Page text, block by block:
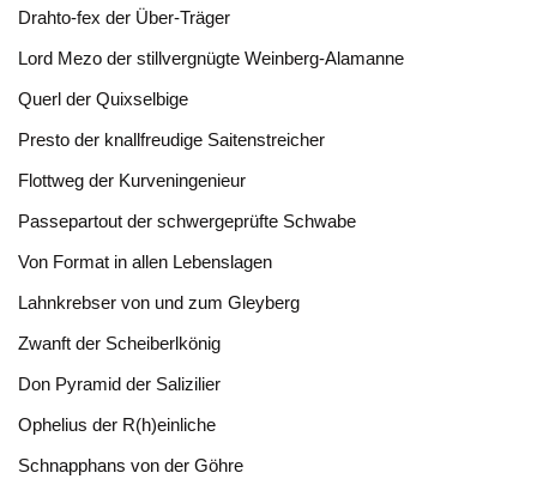
Drahto-fex der Über-Träger
Lord Mezo der stillvergnügte Weinberg-Alamanne
Querl der Quixselbige
Presto der knallfreudige Saitenstreicher
Flottweg der Kurveningenieur
Passepartout der schwergeprüfte Schwabe
Von Format in allen Lebenslagen
Lahnkrebser von und zum Gleyberg
Zwanft der Scheiberlkönig
Don Pyramid der Salizilier
Ophelius der R(h)einliche
Schnapphans von der Göhre